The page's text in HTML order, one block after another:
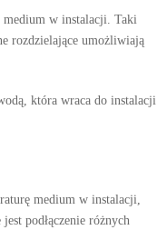
medium w instalacji. Taki
rozdzielające umożliwiają
która wraca do instalacji
medium w instalacji,
podłączenie różnych